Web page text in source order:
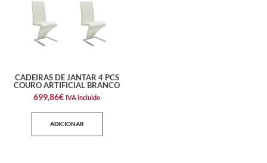
CADEIRAS DE JANTAR 4 PCS
COURO ARTIFICIAL BRANCO
699,86€ IVA incluido
ADICIONAR